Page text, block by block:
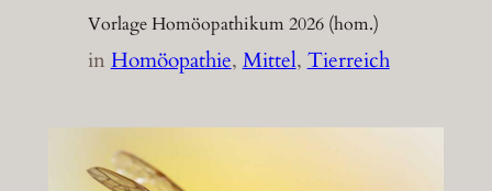
Vorlage Homöopathikum 2026 (hom.)
inHomöopathie, Mittel, Tierreich